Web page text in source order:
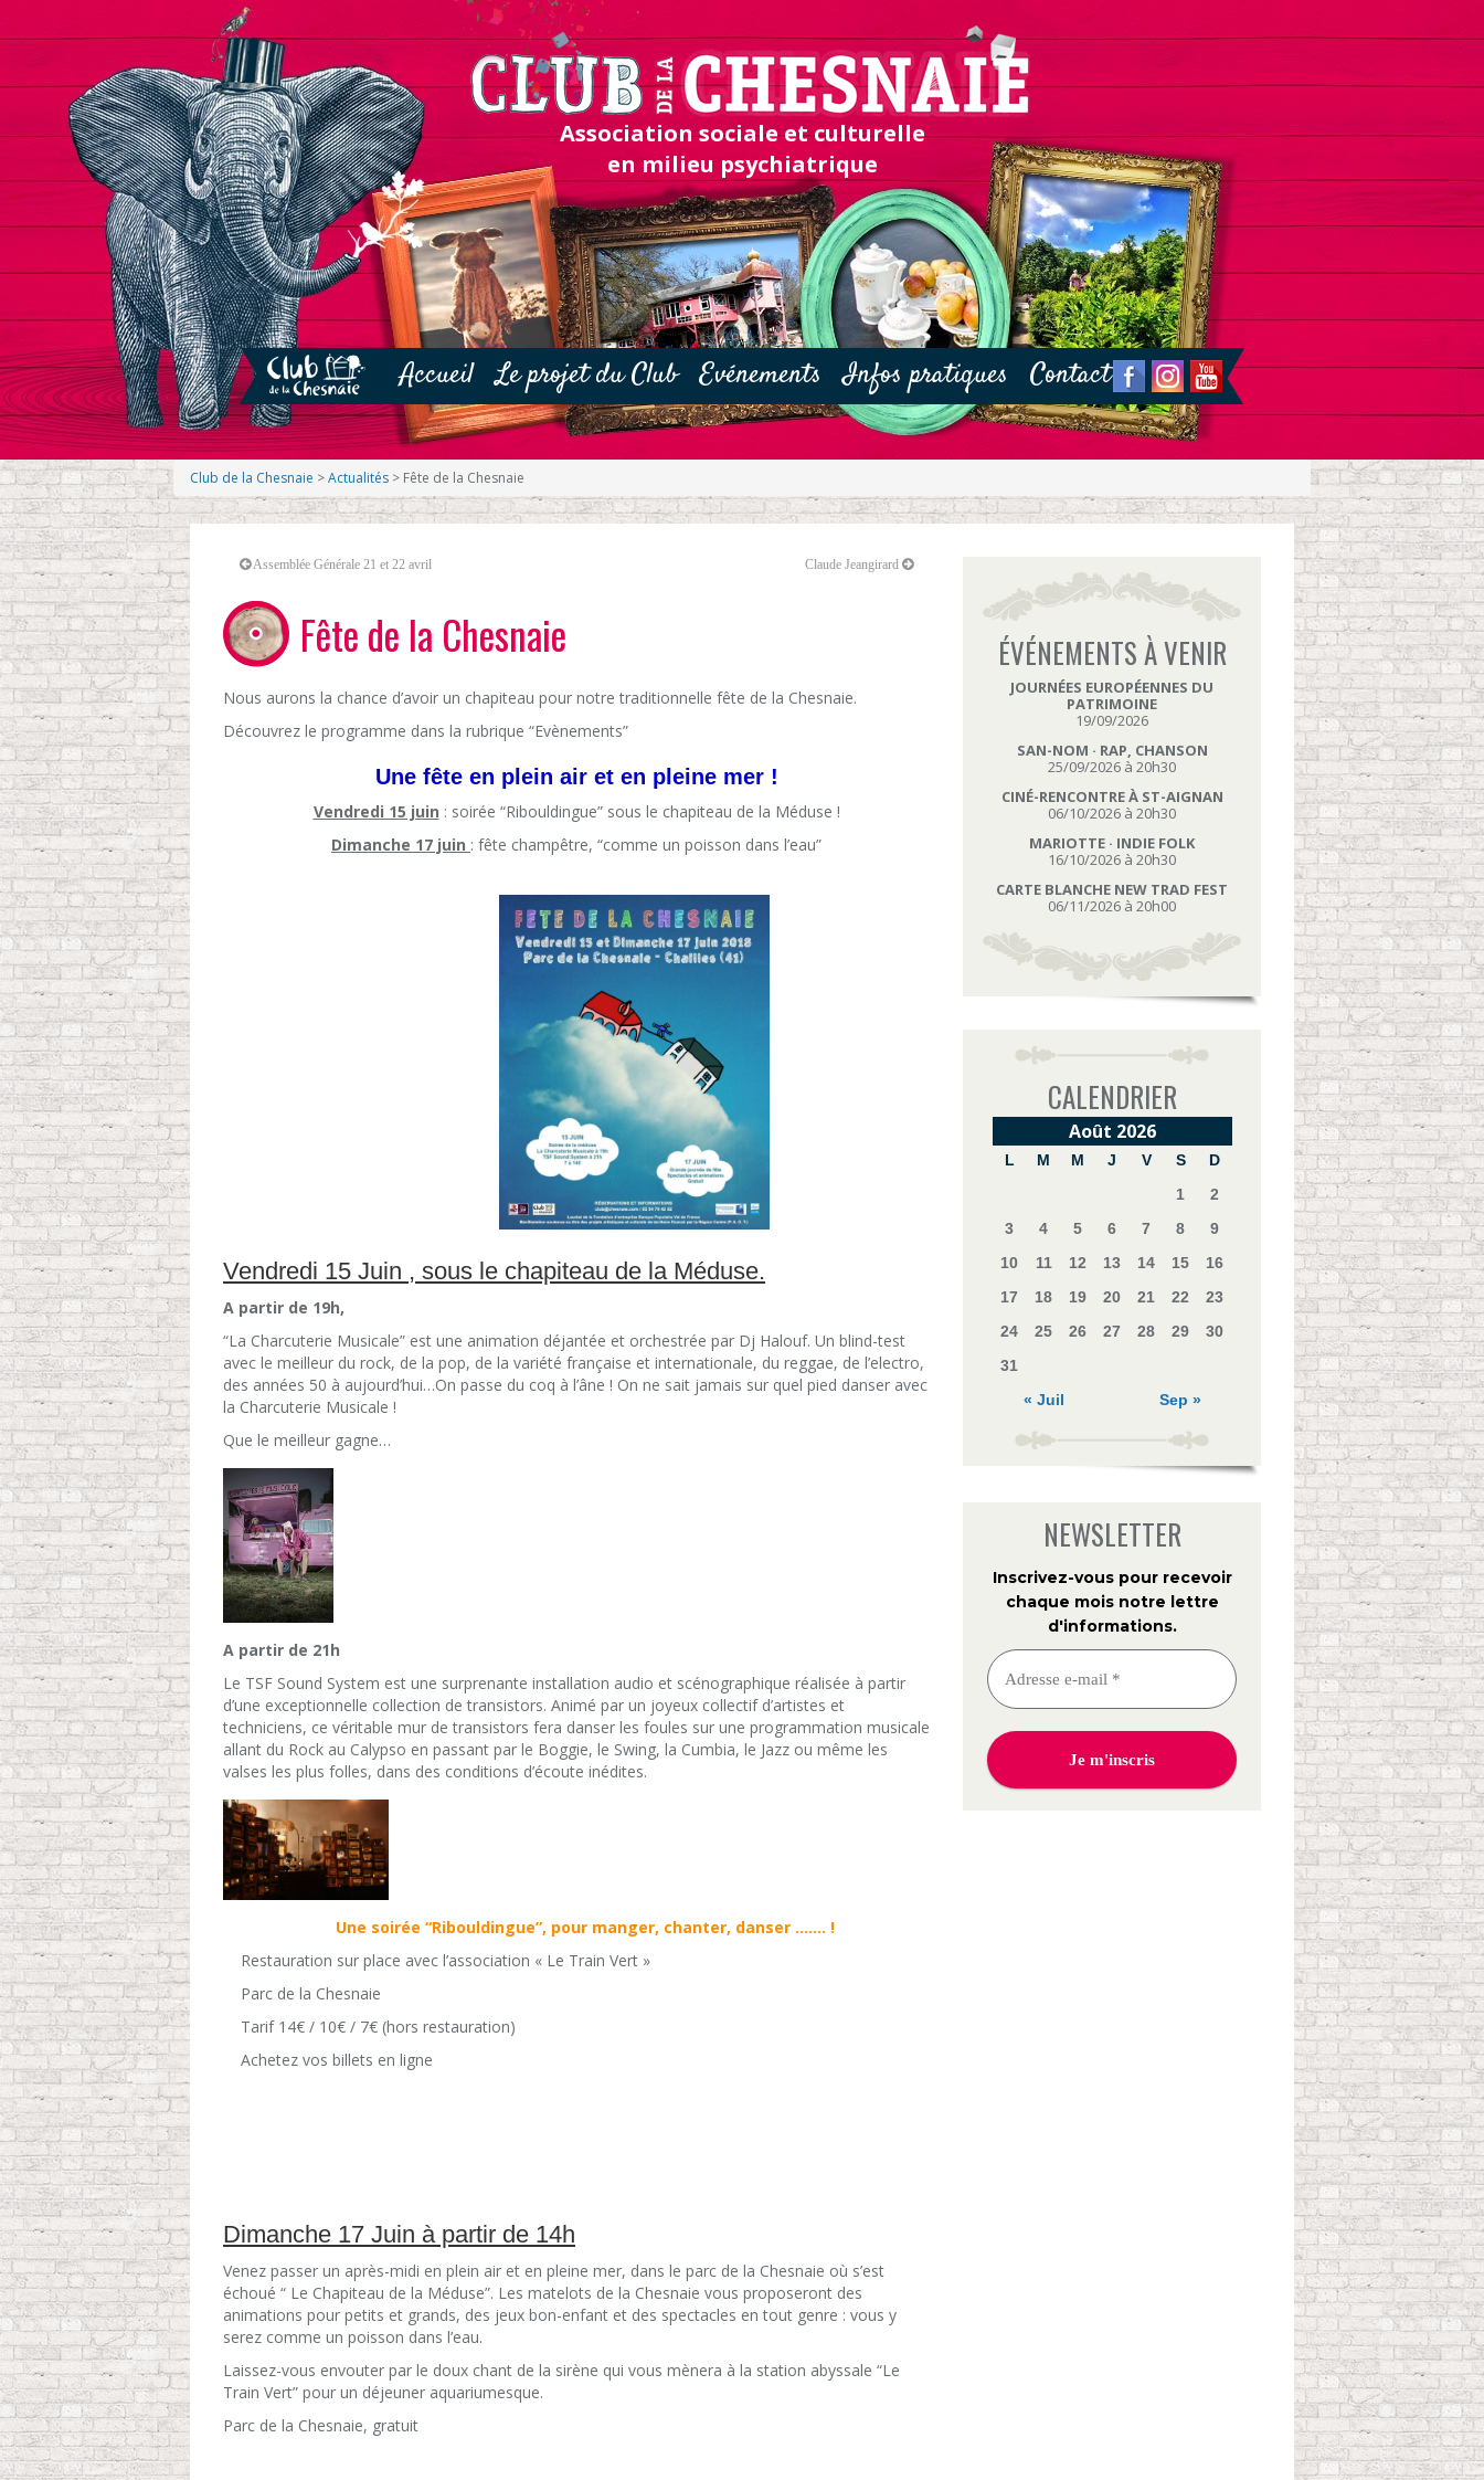
Association sociale et culturelle
en milieu psychiatrique
Accueil Le projet du Club Evénements Infos pratiques Contact
Club de la Chesnaie >Actualités > Fête de la Chesnaie
Assemblée Générale 21 et 22 avril Claude Jeangirard
Fête de la Chesnaie
Nous aurons la chance d’avoir un chapiteau pour notre traditionnelle fête de la Chesnaie.
Découvrez le programme dans la rubrique “Evènements”
Une fête en plein air et en pleine mer !
Vendredi 15 juin : soirée “Ribouldingue” sous le chapiteau de la Méduse !
Dimanche 17 juin : fête champêtre, “comme un poisson dans l’eau”
Vendredi 15 Juin , sous le chapiteau de la Méduse.
A partir de 19h,
“La Charcuterie Musicale” est une animation déjantée et orchestrée par Dj Halouf. Un blind-test
avec le meilleur du rock, de la pop, de la variété française et internationale, du reggae, de l’electro,
des années 50 à aujourd’hui…On passe du coq à l’âne ! On ne sait jamais sur quel pied danser avec
la Charcuterie Musicale !
Que le meilleur gagne…
A partir de 21h
Le TSF Sound System est une surprenante installation audio et scénographique réalisée à partir
d’une exceptionnelle collection de transistors. Animé par un joyeux collectif d’artistes et
techniciens, ce véritable mur de transistors fera danser les foules sur une programmation musicale
allant du Rock au Calypso en passant par le Boggie, le Swing, la Cumbia, le Jazz ou même les
valses les plus folles, dans des conditions d’écoute inédites.
Une soirée “Ribouldingue”, pour manger, chanter, danser ……. !
Restauration sur place avec l’association « Le Train Vert »
Parc de la Chesnaie
Tarif 14€ / 10€ / 7€ (hors restauration)
Achetez vos billets en ligne
Dimanche 17 Juin à partir de 14h
Venez passer un après-midi en plein air et en pleine mer, dans le parc de la Chesnaie où s’est
échoué “ Le Chapiteau de la Méduse”. Les matelots de la Chesnaie vous proposeront des
animations pour petits et grands, des jeux bon-enfant et des spectacles en tout genre : vous y
serez comme un poisson dans l’eau.
Laissez-vous envouter par le doux chant de la sirène qui vous mènera à la station abyssale “Le
Train Vert” pour un déjeuner aquariumesque.
Parc de la Chesnaie, gratuit
ÉVÉNEMENTS À VENIR
JOURNÉES EUROPÉENNES DU
PATRIMOINE
19/09/2026
SAN-NOM · RAP, CHANSON
25/09/2026 à 20h30
CINÉ-RENCONTRE À ST-AIGNAN
06/10/2026 à 20h30
MARIOTTE · INDIE FOLK
16/10/2026 à 20h30
CARTE BLANCHE NEW TRAD FEST
06/11/2026 à 20h00
CALENDRIER
Août 2026
L M M J V S
D
1
2
3
4 5 6 7 8
9
10
11 12 13 14 15
16
17
18 19 20 21 22
23
24
25 26 27 28 29
30
31
« Juil
Sep »
NEWSLETTER
Inscrivez-vous pour recevoir
chaque mois notre lettre
d'informations.